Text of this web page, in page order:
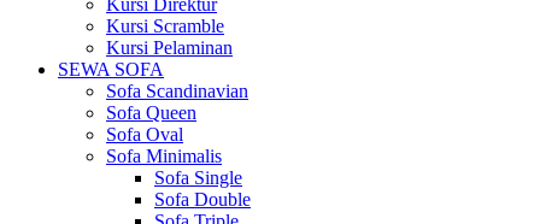
Kursi Direktur
Kursi Scramble
Kursi Pelaminan
SEWA SOFA
Sofa Scandinavian
Sofa Queen
Sofa Oval
Sofa Minimalis
Sofa Single
Sofa Double